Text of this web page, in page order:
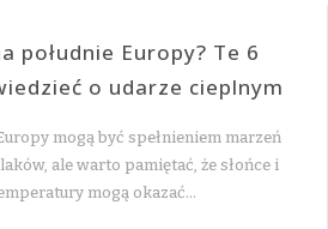
południe Europy? Te 6
o udarze cieplnym
mogą być spełnieniem marzeń
ale warto pamiętać, że słońce i
mogą okazać…